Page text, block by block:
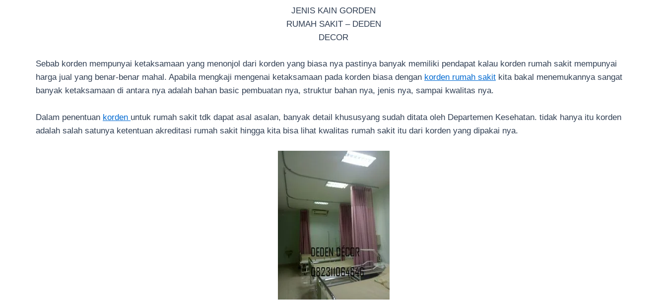
JENIS KAIN GORDEN
RUMAH SAKIT – DEDEN
DECOR
Sebab korden mempunyai ketaksamaan yang menonjol dari korden yang biasa nya pastinya banyak memiliki pendapat kalau korden rumah sakit mempunyai
harga jual yang benar-benar mahal. Apabila mengkaji mengenai ketaksamaan pada korden biasa dengan korden rumah sakit kita bakal menemukannya sangat
banyak ketaksamaan di antara nya adalah bahan basic pembuatan nya, struktur bahan nya, jenis nya, sampai kwalitas nya.
Dalam penentuan korden untuk rumah sakit tdk dapat asal asalan, banyak detail khususyang sudah ditata oleh Departemen Kesehatan. tidak hanya itu korden
adalah salah satunya ketentuan akreditasi rumah sakit hingga kita bisa lihat kwalitas rumah sakit itu dari korden yang dipakai nya.